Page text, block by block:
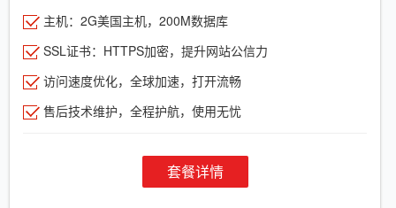
主机：2G美国主机，200M数据库
SSL证书：HTTPS加密，提升网站公信力
访问速度优化，全球加速，打开流畅
售后技术维护，全程护航，使用无忧
套餐详情